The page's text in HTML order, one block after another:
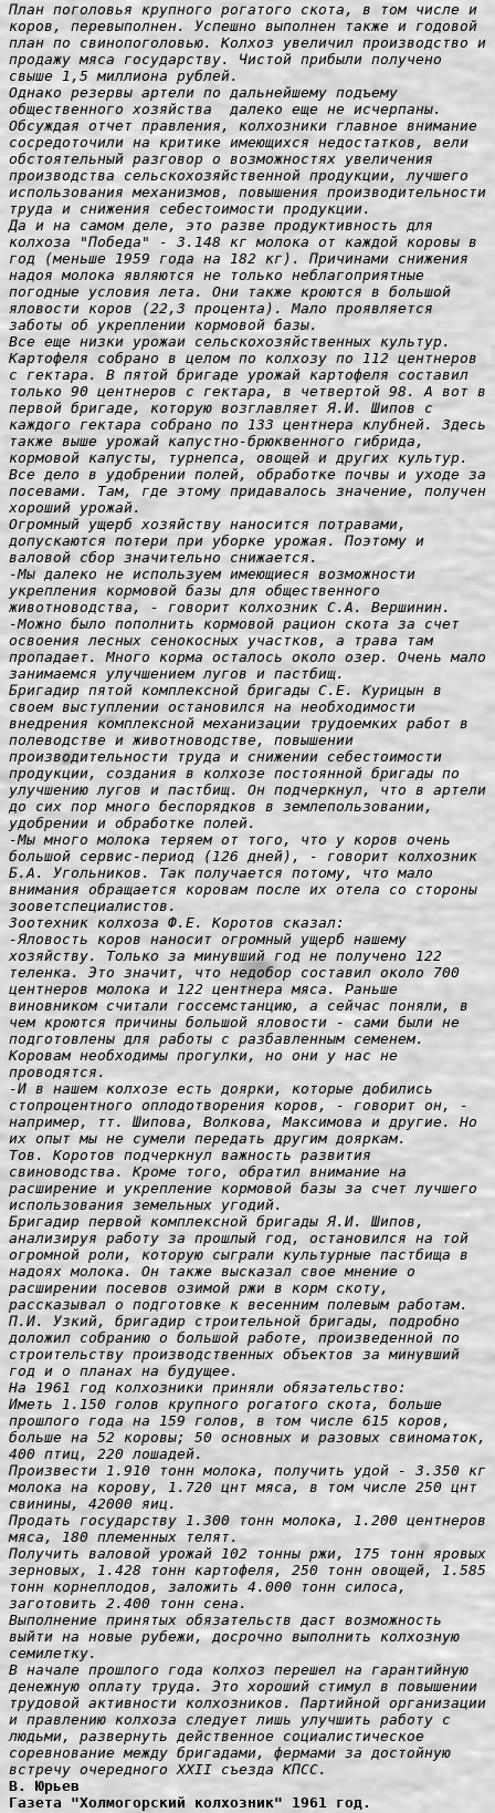
План поголовья крупного рогатого скота, в том числе и
коров, перевыполнен. Успешно выполнен также и годовой
план по свинопоголовью. Колхоз увеличил производство и
продажу мяса государству. Чистой прибыли получено
свыше 1,5 миллиона рублей.
Однако резервы артели по дальнейшему подъему
общественного хозяйства  далеко еще не исчерпаны.
Обсуждая отчет правления, колхозники главное внимание
сосредоточили на критике имеющихся недостатков, вели
обстоятельный разговор о возможностях увеличения
производства
сельскохозяйственной продукции, лучшего
использования механизмов, повышения производительности
труда и снижения себестоимости продукции.
Да и на самом деле, это разве продуктивность для
колхоза "Победа" - 3.148 кг молока от каждой коровы в
год (меньше 1959 года на 182 кг). Причинами снижения
надоя молока являются не только неблагоприятные
погодные условия лета. Они также кроются в большой
яловости коров (22,3 процента). Мало проявляется
заботы об укреплении кормовой базы.
Все еще низки урожаи сельскохозяйственных культур.
Картофеля собрано в целом по колхозу по 112 центнеров
с гектара. В пятой бригаде урожай картофеля составил
только 90 центнеров с гектара, в четвертой 98. А вот в
первой бригаде, которую возглавляет Я.И. Шипов с
каждого гектара собрано по 133 центнера клубней. Здесь
также выше урожай капустно-брюквенного гибрида,
кормовой капусты, турнепса, овощей и других культур.
Все дело в удобрении полей, обработке почвы и уходе за
посевами. Там, где этому придавалось значение, получен
хороший урожай.
Огромный ущерб хозяйству наносится потравами,
допускаются потери при уборке урожая. Поэтому и
валовой сбор значительно снижается.
-Мы далеко не используем имеющиеся возможности
укрепления кормовой базы для общественного
животноводства, - говорит колхозник С.А. Вершинин.
-Можно было пополнить кормовой рацион скота за счет
освоения лесных сенокосных участков, а трава там
пропадает. Много корма осталось около озер. Очень мало
занимаемся улучшением лугов и пастбищ.
Бригадир пятой комплексной бригады С.Е. Курицын в
своем выступлении остановился на необходимости
внедрения комплексной механизации трудоемких работ в
полеводстве и животноводстве, повышении
производительности труда и снижении себестоимости
продукции, создания в колхозе постоянной бригады по
улучшению лугов и пастбищ. Он подчеркнул, что в артели
до сих пор много беспорядков в землепользовании,
удобрении и обработке полей.
-Мы много молока теряем от того, что у коров очень
большой сервис-период (126 дней), - говорит колхозник
Б.А. Угольников. Так получается потому, что мало
внимания обращается коровам после их отела со стороны
зооветспециалистов.
Зоотехник колхоза Ф.Е. Коротов сказал:
-Яловость коров наносит огромный ущерб нашему
хозяйству. Только за минувший год не получено 122
теленка. Это значит, что недобор составил около 700
центнеров молока и 122 центнера мяса. Раньше
виновником считали госсемстанцию, а сейчас поняли, в
чем кроются причины большой яловости - сами были не
подготовлены для работы с разбавленным семенем.
Коровам необходимы прогулки, но они у нас не
проводятся.
-И в нашем колхозе есть доярки, которые добились
стопроцентного оплодотворения коров, - говорит он, -
например, тт. Шипова, Волкова, Максимова и другие. Но
их опыт мы не сумели передать другим дояркам.
Тов. Коротов подчеркнул важность развития
свиноводства. Кроме того, обратил внимание на
расширение и укрепление кормовой базы за счет лучшего
использования земельных угодий.
Бригадир первой комплексной бригады Я.И. Шипов,
анализируя работу за прошлый год, остановился на той
огромной роли, которую сыграли культурные пастбища в
надоях молока. Он также высказал свое мнение о
расширении посевов озимой ржи в корм скоту,
рассказывал о подготовке к весенним полевым работам.
П.И. Узкий, бригадир строительной бригады, подробно
доложил собранию о большой работе, произведенной по
строительству производственных объектов за минувший
год и о планах на будущее.
На 1961 год колхозники приняли обязательство:
Иметь 1.150 голов крупного рогатого скота, больше
прошлого года на 159 голов, в том числе 615 коров,
больше на 52 коровы; 50 основных и разовых свиноматок,
400 птиц, 220 лошадей.
Произвести 1.910 тонн молока, получить удой - 3.350 кг
молока на корову, 1.720 цнт мяса, в том числе 250 цнт
свинины, 42000 яиц.
Продать государству 1.300 тонн молока, 1.200 центнеров
мяса, 180 племенных телят.
Получить валовой урожай 102 тонны ржи, 175 тонн яровых
зерновых, 1.428 тонн картофеля, 250 тонн овощей, 1.585
тонн корнеплодов, заложить 4.000 тонн силоса,
заготовить 2.400 тонн сена.
Выполнение принятых обязательств даст возможность
выйти на новые рубежи, досрочно выполнить колхозную
семилетку.
В начале прошлого года колхоз перешел на гарантийную
денежную оплату труда. Это хороший стимул в повышении
трудовой активности колхозников. Партийной организации
и правлению колхоза следует лишь улучшить работу с
людьми, развернуть действенное социалистическое
соревнование между бригадами, фермами за достойную
встречу очередного XXII съезда КПСС.
В. Юрьев
Газета "Холмогорский колхозник" 1961 год.